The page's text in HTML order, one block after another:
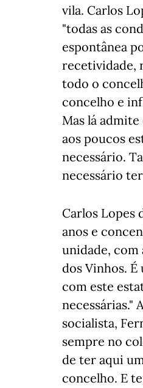
vila. Carlos
"todas as
espontânea
recetividade,
todo o
concelho e
Mas lá
aos poucos
necessário.
necessário
Carlos Lopes
anos e
unidade, com
dos Vinhos.
com este
necessárias."
socialista,
sempre no
de ter aqui
concelho. E